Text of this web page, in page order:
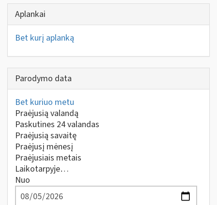
Aplankai
Bet kurį aplanką
Parodymo data
Bet kuriuo metu
Praėjusią valandą
Paskutines 24 valandas
Praėjusią savaitę
Praėjusį mėnesį
Praėjusiais metais
Laikotarpyje…
Nuo